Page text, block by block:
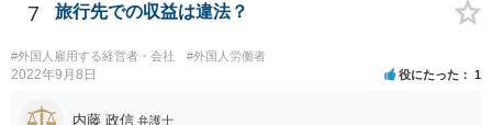
7 旅行先での収益は違法？
#外国人雇用する経営者・会社 #外国人労働者
2022年9月8日 役にたった 1
内藤 政信 弁護士